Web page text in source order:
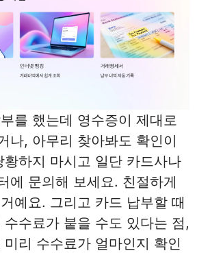
를 했는데 영수증이 제대로
나, 아무리 찾아봐도 확인이
황하지 마시고 일단 카드사나
에 문의해 보세요. 친절하게
예요. 그리고 카드 납부할 때
수료가 붙을 수도 있다는 점,
리 수수료가 얼마인지 확인